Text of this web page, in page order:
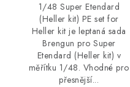
1/48 Super Etendard
(Heller kit) PE set for
Heller kit je leptaná sada
Brengun pro Super
Etendard (Heller kit) v
měřítku 1/48. Vhodné pro
přesnější...